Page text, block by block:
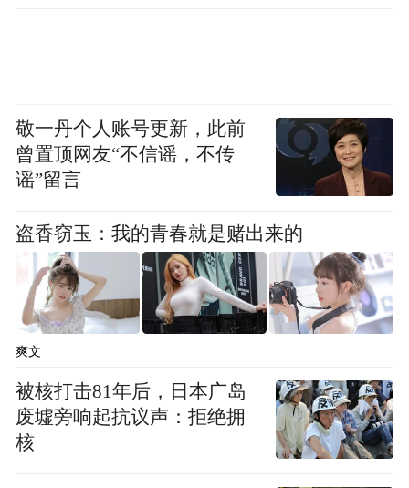
敬一丹个人账号更新，此前
曾置顶网友“不信谣，不传
谣”留言
盗香窃玉：我的青春就是赌出来的
爽文
被核打击81年后，日本广岛
废墟旁响起抗议声：拒绝拥
核